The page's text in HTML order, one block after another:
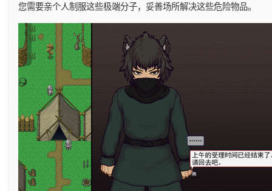
您需要亲个人制服这些极端分子，妥善场所解决这些危险物品。